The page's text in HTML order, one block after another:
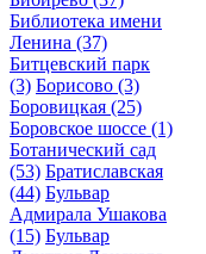
Библиотека имени
Ленина (37)
Битцевский парк
(3) Борисово (3)
Боровицкая (25)
Боровское шоссе (1)
Ботанический сад
(53) Братиславская
(44) Бульвар
Адмирала Ушакова
(15) Бульвар